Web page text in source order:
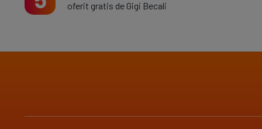
oferit gratis de Gigi Becali